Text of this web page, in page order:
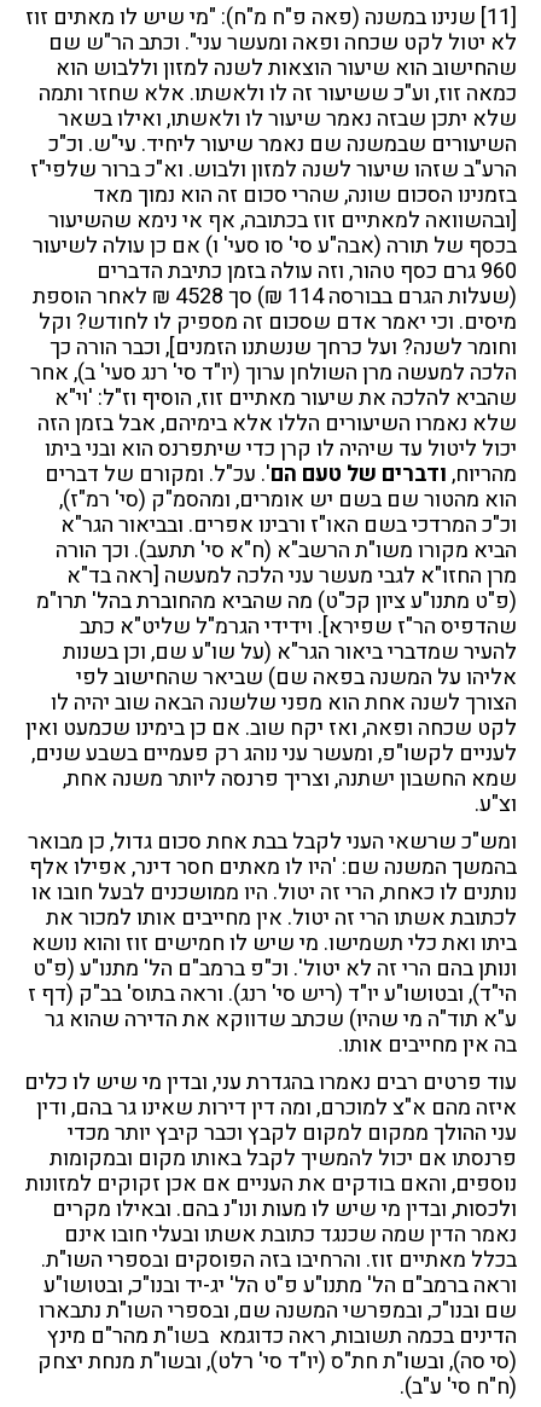
[11]
שנינו במשנה (פאה פ"ח מ"ח): "מי שיש לו מאתים זוז
לא יטול לקט שכחה ופאה ומעשר עני". וכתב הר"ש שם
שהחישוב הוא שיעור הוצאות לשנה למזון וללבוש הוא
כמאה זוז, וע"כ ששיעור זה לו ולאשתו. אלא שחזר ותמה
שלא יתכן שבזה נאמר שיעור לו ולאשתו, ואילו בשאר
השיעורים שבמשנה שם נאמר שיעור ליחיד. עי"ש. וכ"כ
הרע"ב שזהו שיעור לשנה למזון ולבוש. וא"כ ברור שלפי"ז
בזמנינו הסכום שונה, שהרי סכום זה הוא נמוך מאד
[ובהשוואה למאתיים זוז בכתובה, אף אי נימא שהשיעור
בכסף של תורה (אבה"ע סי' סו סעי' ו) אם כן עולה לשיעור
960 גרם כסף טהור, וזה עולה בזמן כתיבת הדברים
(שעלות הגרם בבורסה 114 ₪) סך 4528 ₪ לאחר הוספת
מיסים. וכי יאמר אדם שסכום זה מספיק לו לחודש? וקל
וחומר לשנה? ועל כרחך שנשתנו הזמנים], וכבר הורה כך
הלכה למעשה מרן השולחן ערוך (יו"ד סי' רנג סעי' ב), אחר
שהביא להלכה את שיעור מאתיים זוז, הוסיף וז"ל: 'וי"א
שלא נאמרו השיעורים הללו אלא בימיהם, אבל בזמן הזה
יכול ליטול עד שיהיה לו קרן כדי שיתפרנס הוא ובני ביתו
מהריוח,ודברים של טעם הם'. עכ"ל. ומקורם של דברים
הוא מהטור שם בשם יש אומרים, ומהסמ"ק (סי' רמ"ז),
וכ"כ המרדכי בשם האו"ז ורבינו אפרים. ובביאור הגר"א
הביא מקורו משו"ת הרשב"א (ח"א סי' תתעב). וכך הורה
מרן החזו"א לגבי מעשר עני הלכה למעשה [ראה בד"א
(פ"ט מתנו"ע ציון קכ"ט) מה שהביא מהחוברת בהל' תרו"מ
שהדפיס הר"ז שפירא]. וידידי הגרמ"ל שליט"א כתב
להעיר שמדברי ביאור הגר"א (על שו"ע שם, וכן בשנות
אליהו על המשנה בפאה שם) שביאר שהחישוב לפי
הצורך לשנה אחת הוא מפני שלשנה הבאה שוב יהיה לו
לקט שכחה ופאה, ואז יקח שוב. אם כן בימינו שכמעט ואין
לעניים לקשו"פ, ומעשר עני נוהג רק פעמיים בשבע שנים,
שמא החשבון ישתנה, וצריך פרנסה ליותר משנה אחת,
וצ"ע.
ומש"כ שרשאי העני לקבל בבת אחת סכום גדול, כן מבואר
בהמשך המשנה שם: 'היו לו מאתים חסר דינר, אפילו אלף
נותנים לו כאחת, הרי זה יטול. היו ממושכנים לבעל חובו או
לכתובת אשתו הרי זה יטול. אין מחייבים אותו למכור את
ביתו ואת כלי תשמישו. מי שיש לו חמישים זוז והוא נושא
ונותן בהם הרי זה לא יטול'. וכ"פ ברמב"ם הל' מתנו"ע (פ"ט
הי"ד), ובטושו"ע יו"ד (ריש סי' רנג). וראה בתוס' בב"ק (דף ז
ע"א תוד"ה מי שהיו) שכתב שדווקא את הדירה שהוא גר
בה אין מחייבים אותו.
עוד פרטים רבים נאמרו בהגדרת עני, ובדין מי שיש לו כלים
איזה מהם א"צ למוכרם, ומה דין דירות שאינו גר בהם, ודין
עני ההולך ממקום למקום לקבץ וכבר קיבץ יותר מכדי
פרנסתו אם יכול להמשיך לקבל באותו מקום ובמקומות
נוספים, והאם בודקים את העניים אם אכן זקוקים למזונות
ולכסות, ובדין מי שיש לו מעות ונו"נ בהם. ובאילו מקרים
נאמר הדין שמה שכנגד כתובת אשתו ובעלי חובו אינם
בכלל מאתיים זוז. והרחיבו בזה הפוסקים ובספרי השו"ת.
וראה ברמב"ם הל' מתנו"ע פ"ט הל' יג-יד ובנו"כ, ובטושו"ע
שם ובנו"כ, ובמפרשי המשנה שם, ובספרי השו"ת נתבארו
הדינים בכמה תשובות, ראה כדוגמא בשו"ת מהר"ם מינץ
(סי סה), ובשו"ת חת"ס (יו"ד סי' רלט), ובשו"ת מנחת יצחק
(ח"ח סי' ע"ב).